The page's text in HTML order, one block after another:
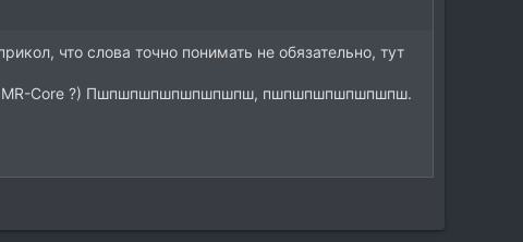
что слова точно понимать не обязательно, тут
Core ?) Пшпшпшпшпшпшпшпш, пшпшпшпшпшпшпш.